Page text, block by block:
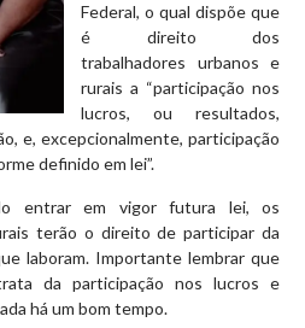
Federal, o qual dispõe que
é direito dos
trabalhadores urbanos e
rurais a “participação nos
lucros, ou resultados,
e, excepcionalmente, participação
definido em lei”.
entrar em vigor futura lei, os
terão o direito de participar da
laboram. Importante lembrar que
da participação nos lucros e
há um bom tempo.